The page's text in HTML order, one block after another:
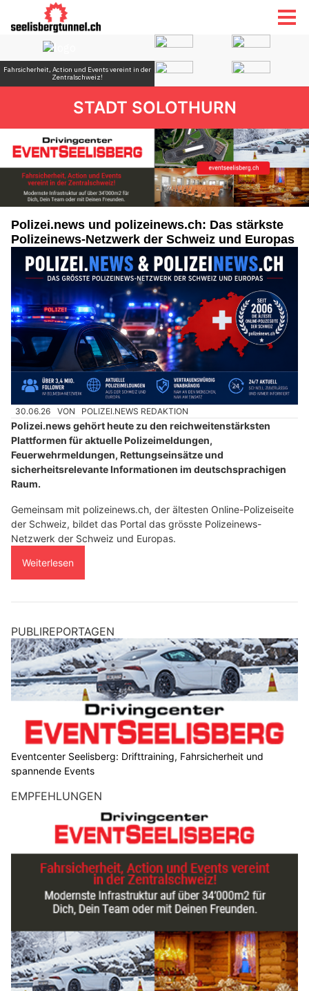
STADT SOLOTHURN
Polizei.news und polizeinews.ch: Das stärkste
Polizeinews-Netzwerk der Schweiz und Europas
30.06.26 VON POLIZEI.NEWS REDAKTION
Polizei.news gehört heute zu den reichweitenstärksten
Plattformen für aktuelle Polizeimeldungen,
Feuerwehrmeldungen, Rettungseinsätze und
sicherheitsrelevante Informationen im deutschsprachigen
Raum.
Gemeinsam mit polizeinews.ch, der ältesten Online-Polizeiseite
der Schweiz, bildet das Portal das grösste Polizeinews-
Netzwerk der Schweiz und Europas.
Weiterlesen
PUBLIREPORTAGEN
Eventcenter Seelisberg: Drifttraining, Fahrsicherheit und
spannende Events
EMPFEHLUNGEN